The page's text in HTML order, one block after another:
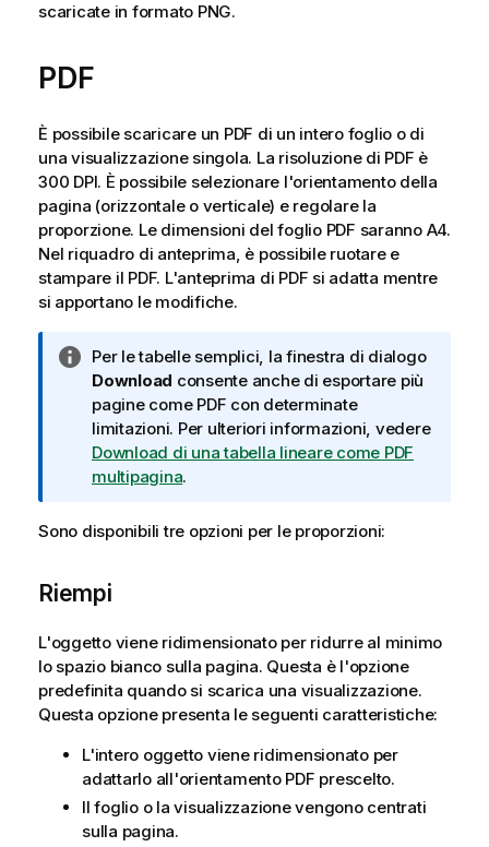
scaricate in formato PNG.
PDF
È possibile scaricare un PDF di un intero foglio o di
una visualizzazione singola. La risoluzione di PDF è
300 DPI. È possibile selezionare l'orientamento della
pagina (orizzontale o verticale) e regolare la
proporzione. Le dimensioni del foglio PDF saranno A4.
Nel riquadro di anteprima, è possibile ruotare e
stampare il PDF. L'anteprima di PDF si adatta mentre
si apportano le modifiche.
N
o
t
a
i
n
o
a
i
c
a
Per le tabelle semplici, la finestra di dialogo
Download consente anche di esportare più
pagine come PDF con determinate
limitazioni. Per ulteriori informazioni, vedere
Download di una tabella lineare come PDF
multipagina.
Sono disponibili tre opzioni per le proporzioni:
Riempi
L'oggetto viene ridimensionato per ridurre al minimo
lo spazio bianco sulla pagina. Questa è l'opzione
predefinita quando si scarica una visualizzazione.
Questa opzione presenta le seguenti caratteristiche:
L'intero oggetto viene ridimensionato per
adattarlo all'orientamento PDF prescelto.
Il foglio o la visualizzazione vengono centrati
sulla pagina.